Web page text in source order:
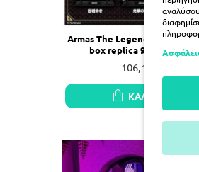
Armas The Legend of Zelda
box replica 9cm 10 Τεμ.
106,10€
ΚΑΛΆΘΙ